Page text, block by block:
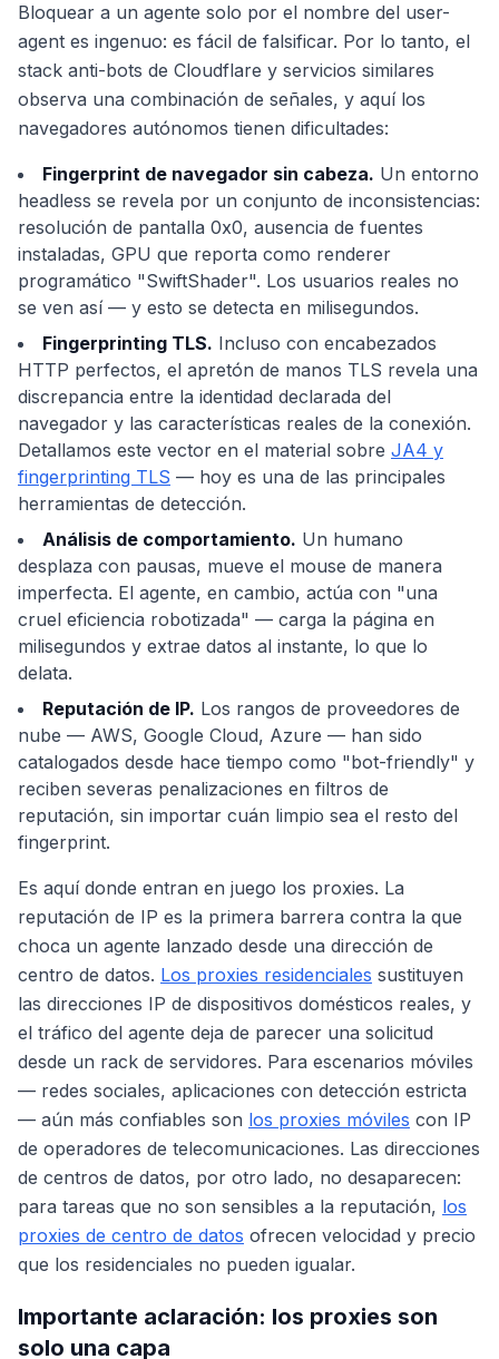
Bloquear a un agente solo por el nombre del user-
agent es ingenuo: es fácil de falsificar. Por lo tanto, el
stack anti-bots de Cloudflare y servicios similares
observa una combinación de señales, y aquí los
navegadores autónomos tienen dificultades:
Fingerprint de navegador sin cabeza. Un entorno
headless se revela por un conjunto de inconsistencias:
resolución de pantalla 0x0, ausencia de fuentes
instaladas, GPU que reporta como renderer
programático "SwiftShader". Los usuarios reales no
se ven así — y esto se detecta en milisegundos.
Fingerprinting TLS. Incluso con encabezados
HTTP perfectos, el apretón de manos TLS revela una
discrepancia entre la identidad declarada del
navegador y las características reales de la conexión.
Detallamos este vector en el material sobre JA4 y
fingerprinting TLS — hoy es una de las principales
herramientas de detección.
Análisis de comportamiento. Un humano
desplaza con pausas, mueve el mouse de manera
imperfecta. El agente, en cambio, actúa con "una
cruel eficiencia robotizada" — carga la página en
milisegundos y extrae datos al instante, lo que lo
delata.
Reputación de IP. Los rangos de proveedores de
nube — AWS, Google Cloud, Azure — han sido
catalogados desde hace tiempo como "bot-friendly" y
reciben severas penalizaciones en filtros de
reputación, sin importar cuán limpio sea el resto del
fingerprint.
Es aquí donde entran en juego los proxies. La
reputación de IP es la primera barrera contra la que
choca un agente lanzado desde una dirección de
centro de datos. Los proxies residenciales sustituyen
las direcciones IP de dispositivos domésticos reales, y
el tráfico del agente deja de parecer una solicitud
desde un rack de servidores. Para escenarios móviles
— redes sociales, aplicaciones con detección estricta
— aún más confiables son los proxies móviles con IP
de operadores de telecomunicaciones. Las direcciones
de centros de datos, por otro lado, no desaparecen:
para tareas que no son sensibles a la reputación, los
proxies de centro de datos ofrecen velocidad y precio
que los residenciales no pueden igualar.
Importante aclaración: los proxies son
solo una capa